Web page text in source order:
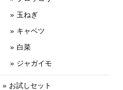
玉ねぎ
キャベツ
白菜
ジャガイモ
お試しセット